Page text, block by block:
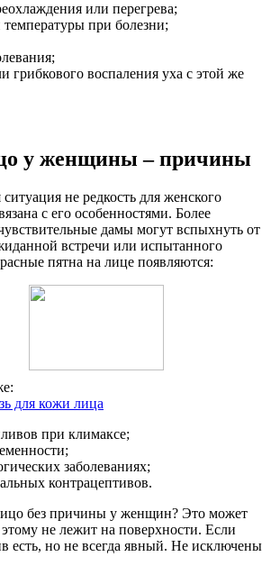
или перегрева;
при болезни;
грибкового воспаления уха с этой же
у женщины – причины
не редкость для женского
с его особенностями. Более
дамы могут вспыхнуть от
встречи или испытанного
пятна на лице появляются:
для кожи лица
при климаксе;
заболеваниях;
контрацептивов.
без причины у женщин? Это может
этому не лежит на поверхности. Если
есть, но не всегда явный. Не исключены